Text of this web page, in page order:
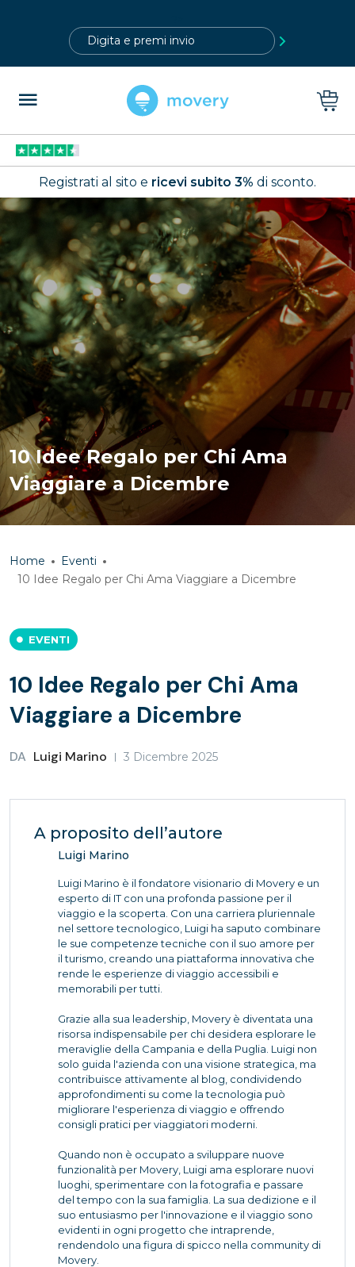
Registrati al sito e ricevi subito 3% di sconto.
10 Idee Regalo per Chi Ama
Viaggiare a Dicembre
Home
Eventi
10 Idee Regalo per Chi Ama Viaggiare a Dicembre
EVENTI
10 Idee Regalo per Chi Ama
Viaggiare a Dicembre
DA Luigi Marino 3 Dicembre 2025
A proposito dell’autore
Luigi Marino
Luigi Marino è il fondatore visionario di Movery e un
esperto di IT con una profonda passione per il
viaggio e la scoperta. Con una carriera pluriennale
nel settore tecnologico, Luigi ha saputo combinare
le sue competenze tecniche con il suo amore per
il turismo, creando una piattaforma innovativa che
rende le esperienze di viaggio accessibili e
memorabili per tutti.
Grazie alla sua leadership, Movery è diventata una
risorsa indispensabile per chi desidera esplorare le
meraviglie della Campania e della Puglia. Luigi non
solo guida l'azienda con una visione strategica, ma
contribuisce attivamente al blog, condividendo
approfondimenti su come la tecnologia può
migliorare l'esperienza di viaggio e offrendo
consigli pratici per viaggiatori moderni.
Quando non è occupato a sviluppare nuove
funzionalità per Movery, Luigi ama esplorare nuovi
luoghi, sperimentare con la fotografia e passare
del tempo con la sua famiglia. La sua dedizione e il
suo entusiasmo per l'innovazione e il viaggio sono
evidenti in ogni progetto che intraprende,
rendendolo una figura di spicco nella community di
Movery.